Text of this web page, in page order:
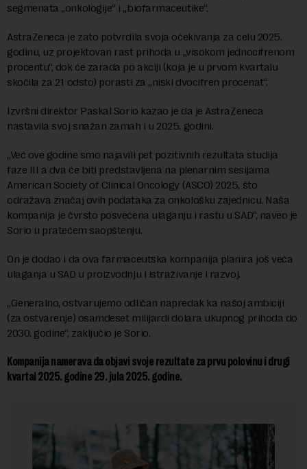
segmenata „onkologije“ i „biofarmaceutike“.
AstraZeneca je zato potvrdila svoja očekivanja za celu 2025.
godinu, uz projektovan rast prihoda u „visokom jednocifrenom
procentu“, dok će zarada po akciji (koja je u prvom kvartalu
skočila za 21 odsto) porasti za „niski dvocifren procenat“.
Izvršni direktor Paskal Sorio kazao je da je AstraZeneca
nastavila svoj snažan zamah i u 2025. godini.
„Već ove godine smo najavili pet pozitivnih rezultata studija
faze III a dva će biti predstavljena na plenarnim sesijama
American Society of Clinical Oncology (ASCO) 2025, što
odražava značaj ovih podataka za onkološku zajednicu. Naša
kompanija je čvrsto posvećena ulaganju i rastu u SAD“, naveo je
Sorio u pratećem saopštenju.
On je dodao i da ova farmaceutska kompanija planira još veća
ulaganja u SAD u proizvodnju i istraživanje i razvoj.
„Generalno, ostvarujemo odličan napredak ka našoj ambiciji
(za ostvarenje) osamdeset milijardi dolara ukupnog prihoda do
2030. godine“, zaključio je Sorio.
Kompanija namerava da objavi svoje rezultate za prvu polovinu i drugi
kvartal 2025. godine 29. jula 2025. godine.